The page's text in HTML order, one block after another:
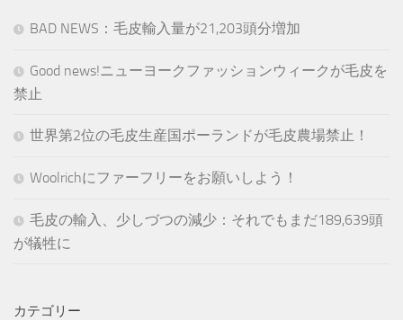
BAD NEWS：毛皮輸入量が21,203頭分増加
Good news!ニューヨークファッションウィークが毛皮を
禁止
世界第2位の毛皮生産国ポーランドが毛皮農場禁止！
Woolrichにファーフリーをお願いしよう！
毛皮の輸入、少しづつの減少：それでもまだ189,639頭
が犠牲に
カテゴリー